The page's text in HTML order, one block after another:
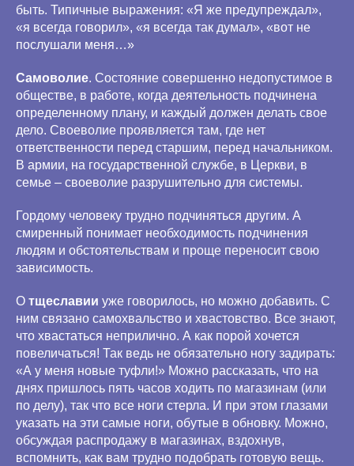
быть. Типичные выражения: «Я же предупреждал»,
«я всегда говорил», «я всегда так думал», «вот не
послушали меня…»
Самоволие. Состояние совершенно недопустимое в
обществе, в работе, когда деятельность подчинена
определенному плану, и каждый должен делать свое
дело. Своеволие проявляется там, где нет
ответственности перед старшим, перед начальником.
В армии, на государственной службе, в Церкви, в
семье – своеволие разрушительно для системы.
Гордому человеку трудно подчиняться другим. А
смиренный понимает необходимость подчинения
людям и обстоятельствам и проще переносит свою
зависимость.
О тщеславии уже говорилось, но можно добавить. С
ним связано самохвальство и хвастовство. Все знают,
что хвастаться неприлично. А как порой хочется
повеличаться! Так ведь не обязательно ногу задирать:
«А у меня новые туфли!» Можно рассказать, что на
днях пришлось пять часов ходить по магазинам (или
по делу), так что все ноги стерла. И при этом глазами
указать на эти самые ноги, обутые в обновку. Можно,
обсуждая распродажу в магазинах, вздохнув,
вспомнить, как вам трудно подобрать готовую вещь.